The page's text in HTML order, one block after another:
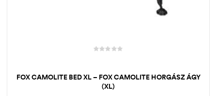
FOX CAMOLITE BED XL – FOX CAMOLITE HORGÁSZ ÁGY
(XL)